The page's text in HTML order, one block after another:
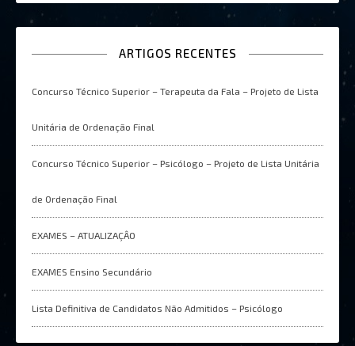
ARTIGOS RECENTES
Concurso Técnico Superior – Terapeuta da Fala – Projeto de Lista
Unitária de Ordenação Final
Concurso Técnico Superior – Psicólogo – Projeto de Lista Unitária
de Ordenação Final
EXAMES – ATUALIZAÇÂO
EXAMES Ensino Secundário
Lista Definitiva de Candidatos Não Admitidos – Psicólogo